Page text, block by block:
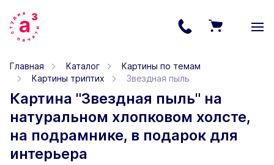
Главная Каталог
Картины по темам
Картины триптих
Звездная пыль
Картина "Звездная пыль" на
натуральном хлопковом холсте,
на подрамнике, в подарок для
интерьера